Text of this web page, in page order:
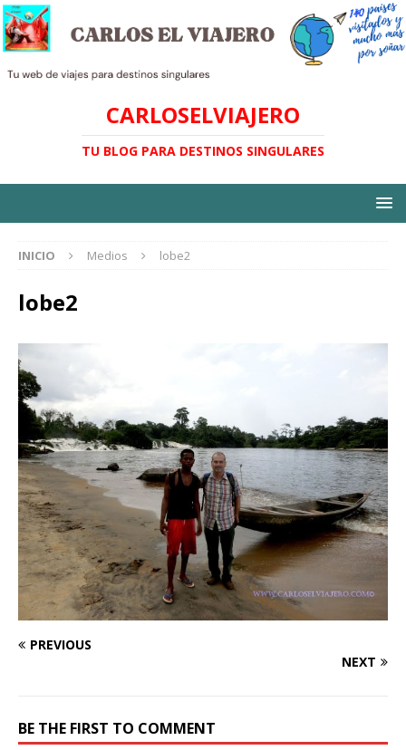
CARLOSELVIAJERO
TU BLOG PARA DESTINOS SINGULARES
INICIO Medios lobe2
lobe2
PREVIOUS
NEXT
BE THE FIRST TO COMMENT